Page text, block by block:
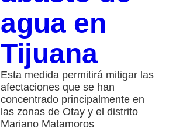
agua en
Tijuana
Esta medida permitirá mitigar las
afectaciones que se han
concentrado principalmente en
las zonas de Otay y el distrito
Mariano Matamoros